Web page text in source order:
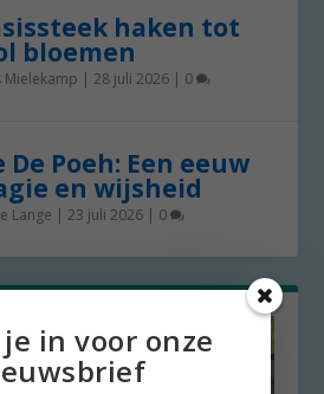
haken tot
bloemen
Mielekamp |28 juli 2026 | 0
Poeh: Een eeuw
en wijsheid
Lange |23 juli 2026 | 0
in voor onze